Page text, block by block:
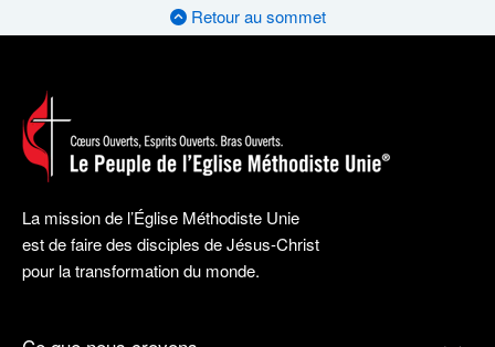
Retour au sommet
La mission de l’Église Méthodiste Unie
est de faire des disciples de Jésus-Christ
pour la transformation du monde.